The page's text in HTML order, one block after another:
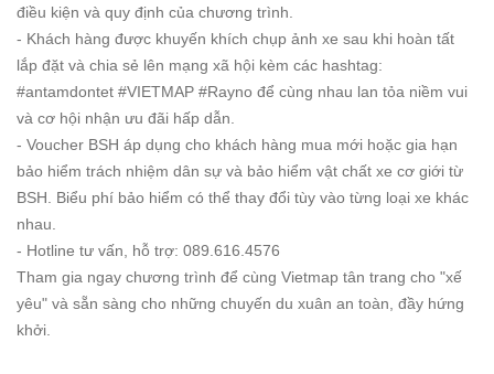
điều kiện và quy định của chương trình.
- Khách hàng được khuyến khích chụp ảnh xe sau khi hoàn tất
lắp đặt và chia sẻ lên mạng xã hội kèm các hashtag:
#antamdontet #VIETMAP #Rayno để cùng nhau lan tỏa niềm vui
và cơ hội nhận ưu đãi hấp dẫn.
- Voucher BSH áp dụng cho khách hàng mua mới hoặc gia hạn
bảo hiểm trách nhiệm dân sự và bảo hiểm vật chất xe cơ giới từ
BSH. Biểu phí bảo hiểm có thể thay đổi tùy vào từng loại xe khác
nhau.
- Hotline tư vấn, hỗ trợ: 089.616.4576
Tham gia ngay chương trình để cùng Vietmap tân trang cho "xế
yêu" và sẵn sàng cho những chuyến du xuân an toàn, đầy hứng
khởi.